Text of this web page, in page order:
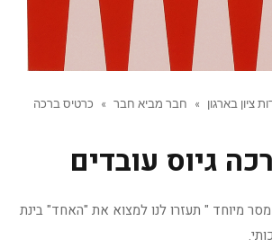
ציון בארגון » חבר מביא חבר »
כרטיס ברכה
גיוס עובדים
מסר מיוחד " תעזרו לנו למצוא את "האחד" בינת